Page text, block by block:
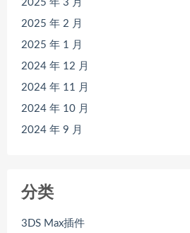
2025 年 3 月
2025 年 2 月
2025 年 1 月
2024 年 12 月
2024 年 11 月
2024 年 10 月
2024 年 9 月
分类
3DS Max插件